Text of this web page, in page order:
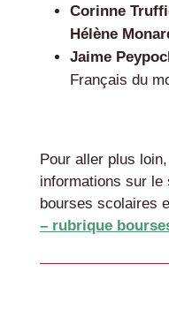
Corinne
Hélène
Jaime
Français du
Pour aller plus
informations sur le
bourses scolaires
– rubrique